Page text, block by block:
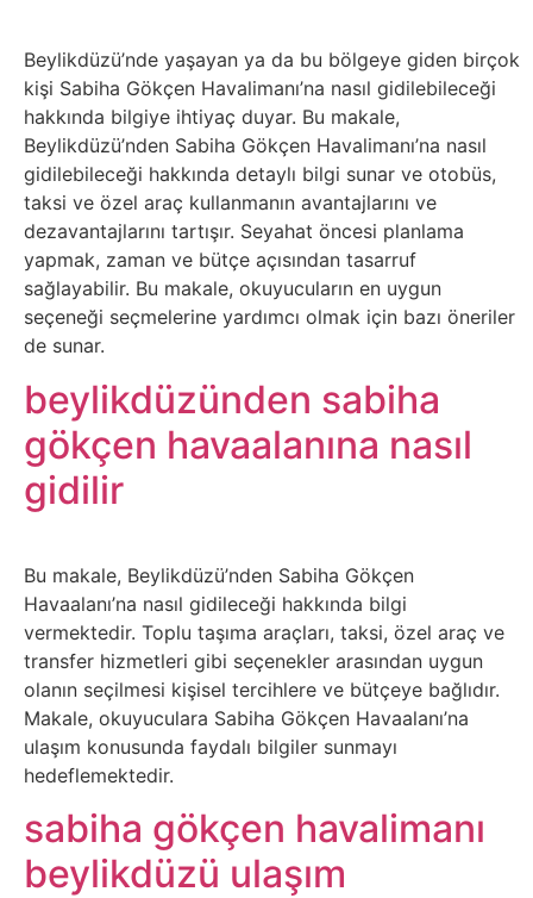
Felsefe
Finans
Genel
Gezi
Gizem
Grafik
&
Tasarım
Haber
Hayvanlar
Hobi
Hosting
Hukuk
Beylikdüzü’nde yaşayan ya da bu bölgeye giden birçok
kişi Sabiha Gökçen Havalimanı’na nasıl gidilebileceği
hakkında bilgiye ihtiyaç duyar. Bu makale,
Beylikdüzü’nden Sabiha Gökçen Havalimanı’na nasıl
gidilebileceği hakkında detaylı bilgi sunar ve otobüs,
taksi ve özel araç kullanmanın avantajlarını ve
dezavantajlarını tartışır. Seyahat öncesi planlama
yapmak, zaman ve bütçe açısından tasarruf
sağlayabilir. Bu makale, okuyucuların en uygun
seçeneği seçmelerine yardımcı olmak için bazı öneriler
de sunar.
beylikdüzünden sabiha
gökçen havaalanına nasıl
gidilir
Bu makale, Beylikdüzü’nden Sabiha Gökçen
Havaalanı’na nasıl gidileceği hakkında bilgi
vermektedir. Toplu taşıma araçları, taksi, özel araç ve
transfer hizmetleri gibi seçenekler arasından uygun
olanın seçilmesi kişisel tercihlere ve bütçeye bağlıdır.
Makale, okuyuculara Sabiha Gökçen Havaalanı’na
ulaşım konusunda faydalı bilgiler sunmayı
hedeflemektedir.
sabiha gökçen havalimanı
beylikdüzü ulaşım